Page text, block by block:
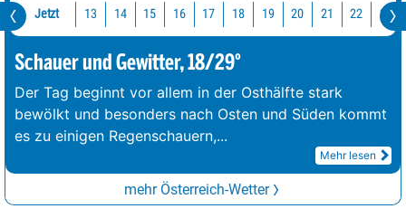
Jetzt 13 14 15 16 17 18 19 20 21 22 23
Schauer und Gewitter, 18/29°
Der Tag beginnt vor allem in der Osthälfte stark
bewölkt und besonders nach Osten und Süden kommt
es zu einigen Regenschauern,...
Mehr lesen
mehr Österreich-Wetter